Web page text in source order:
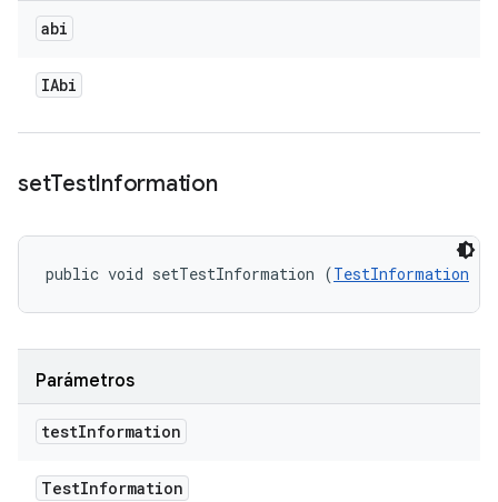
abi
IAbi
setTestInformation
public void setTestInformation (TestInformation
Parámetros
testInformation
TestInformation